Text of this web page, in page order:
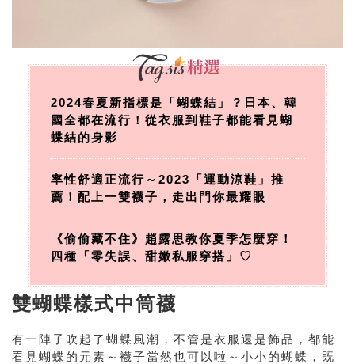
2024春夏新指標是「蝴蝶結」？日本、韓
國全都在流行！從衣服到鞋子都能看見蝴
蝶結的身影
率性舒適正流行～2023「運動涼鞋」推
薦！配上一雙襪子，走出門你最耀眼
《偷偷藏不住》趙露思教你夏季怎麼穿！
四種「零失誤、甜嫩私服穿搭」♡
雙蝴蝶樣式中筒襪
有一陣子吹起了蝴蝶風潮，不管是衣服還是飾品，都能
看見蝴蝶的元素～襪子當然也可以啦～小小的蝴蝶，既